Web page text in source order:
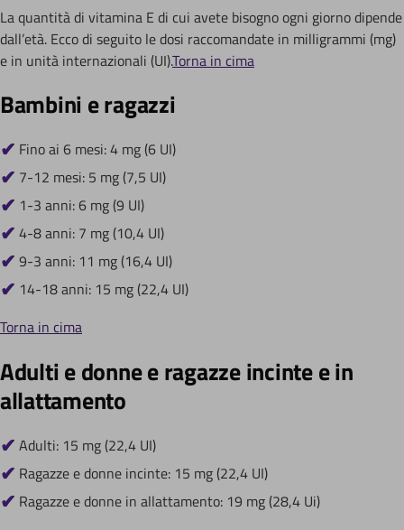
La quantità di vitamina E di cui avete bisogno ogni giorno dipende
dall’età. Ecco di seguito le dosi raccomandate in milligrammi (mg)
e in unità internazionali (UI).Torna in cima
Bambini e ragazzi
Fino ai 6 mesi: 4 mg (6 UI)
7-12 mesi: 5 mg (7,5 UI)
1-3 anni: 6 mg (9 UI)
4-8 anni: 7 mg (10,4 UI)
9-3 anni: 11 mg (16,4 UI)
14-18 anni: 15 mg (22,4 UI)
Torna in cima
Adulti e donne e ragazze incinte e in
allattamento
Adulti: 15 mg (22,4 UI)
Ragazze e donne incinte: 15 mg (22,4 UI)
Ragazze e donne in allattamento: 19 mg (28,4 Ui)